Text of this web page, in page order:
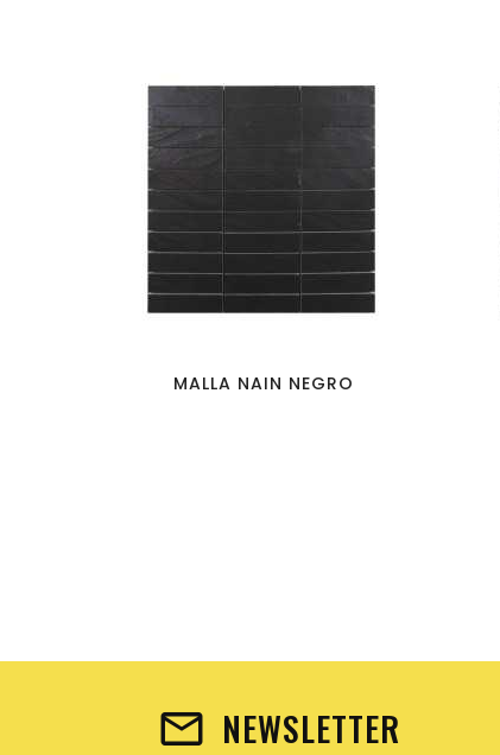
favorite_border visibility
MALLA NAIN NEGRO
NEWSLETTER